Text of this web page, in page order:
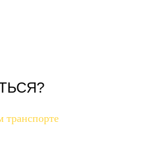
транспорте